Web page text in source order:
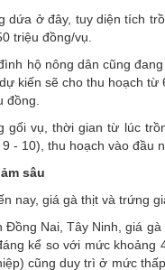
dứa ở đây, tuy diện tích
triệu đồng/vụ.
hộ nông dân cũng
kiến sẽ cho thu hoạch
đồng.
gối vụ, thời gian từ lúc
- 10), thu hoạch vào đầu
sâu
nay, giá gà thịt và trứng
Đồng Nai, Tây Ninh, giá
kể so với mức
cũng duy trì ở mức